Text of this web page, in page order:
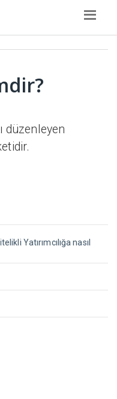
düzenleyen
Yatırımcılığa nasıl